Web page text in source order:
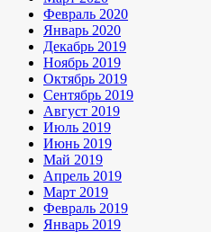
Февраль 2020
Январь 2020
Декабрь 2019
Ноябрь 2019
Октябрь 2019
Сентябрь 2019
Август 2019
Июль 2019
Июнь 2019
Май 2019
Апрель 2019
Март 2019
Февраль 2019
Январь 2019